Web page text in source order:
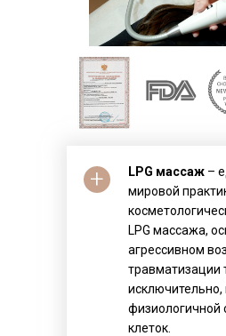
LPG массаж –
мировой
LPG массажа,
агрессивном
травматизации
исключительно,
физиологичной
клеток.
+